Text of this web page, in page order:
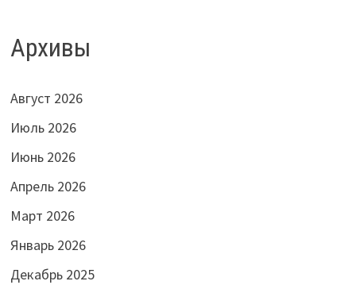
Архивы
Август 2026
Июль 2026
Июнь 2026
Апрель 2026
Март 2026
Январь 2026
Декабрь 2025